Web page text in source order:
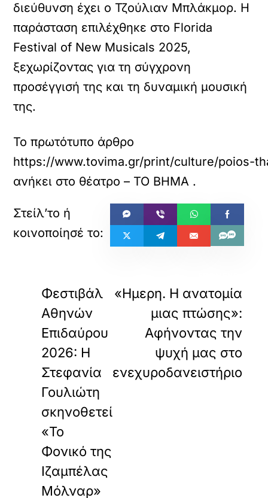
διεύθυνση έχει ο Τζούλιαν Μπλάκμορ. Η
παράσταση επιλέχθηκε στο Florida
Festival of New Musicals 2025,
ξεχωρίζοντας για τη σύγχρονη
προσέγγισή της και τη δυναμική μουσική
της.
Το πρωτότυπο άρθρο
https://www.tovima.gr/print/culture/poios-
ανήκει στο θέατρο – ΤΟ ΒΗΜΑ .
Φεστιβάλ
Αθηνών
Επιδαύρου
2026: Η
Στεφανία
Γουλιώτη
σκηνοθετεί
«Το
Φονικό της
Ιζαμπέλας
Μόλναρ»
«Ημερη. Η ανατομία
μιας πτώσης»:
Αφήνοντας την
ψυχή μας στο
ενεχυροδανειστήριο